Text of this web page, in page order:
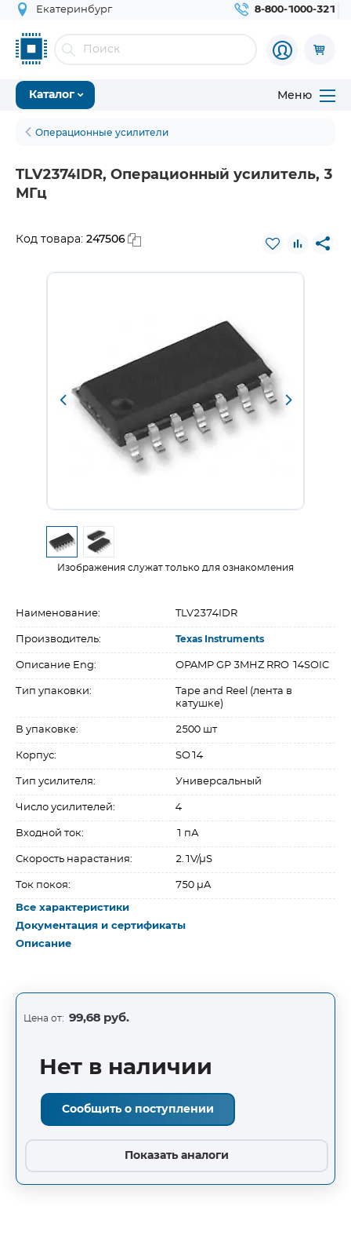
Екатеринбург 8-800-1000-321
Каталог Меню
Операционные усилители
TLV2374IDR, Операционный усилитель, 3
МГц
Код товара: 247506
Изображения служат только для ознакомления
Наименование: TLV2374IDR
Производитель: Texas Instruments
Описание Eng: OPAMP GP 3MHZ RRO 14SOIC
Тип упаковки:
Tape and Reel (лента в
катушке)
В упаковке: 2500 шт
Корпус: SO14
Тип усилителя: Универсальный
Число усилителей: 4
Входной ток: 1 пА
Скорость нарастания: 2.1V/µS
Ток покоя: 750 µA
Все характеристики
Документация и сертификаты
Описание
Цена от: 99,68 руб.
Нет в наличии
Сообщить о поступлении
Показать аналоги